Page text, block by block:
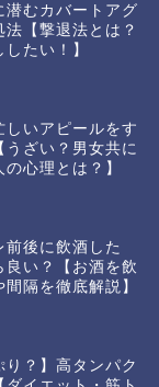
潜むカバートアグ
法【撃退法とは？
たい！】
しいアピールをす
うざい？男女共に
心理とは？】
前後に飲酒した
良い？【お酒を飲
隔を徹底解説】
り？】高タンパク